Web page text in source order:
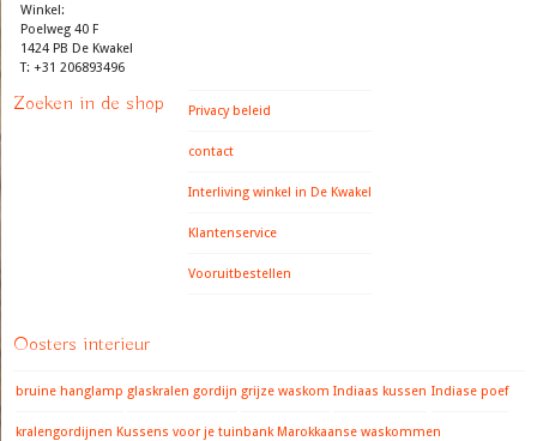
Winkel:
Poelweg 40 F
1424 PB De Kwakel
T: +31 206893496
Zoeken in de shop Privacy beleid
contact
Interliving winkel in De Kwakel
Klantenservice
Vooruitbestellen
Oosters interieur
bruine hanglamp glaskralen gordijn grijze waskom Indiaas kussen Indiase poef
kralengordijnen Kussens voor je tuinbank Marokkaanse waskommen